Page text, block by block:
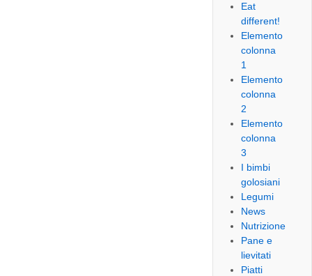
Eat
different!
Elemento
colonna
1
Elemento
colonna
2
Elemento
colonna
3
I bimbi
golosiani
Legumi
News
Nutrizione
Pane e
lievitati
Piatti